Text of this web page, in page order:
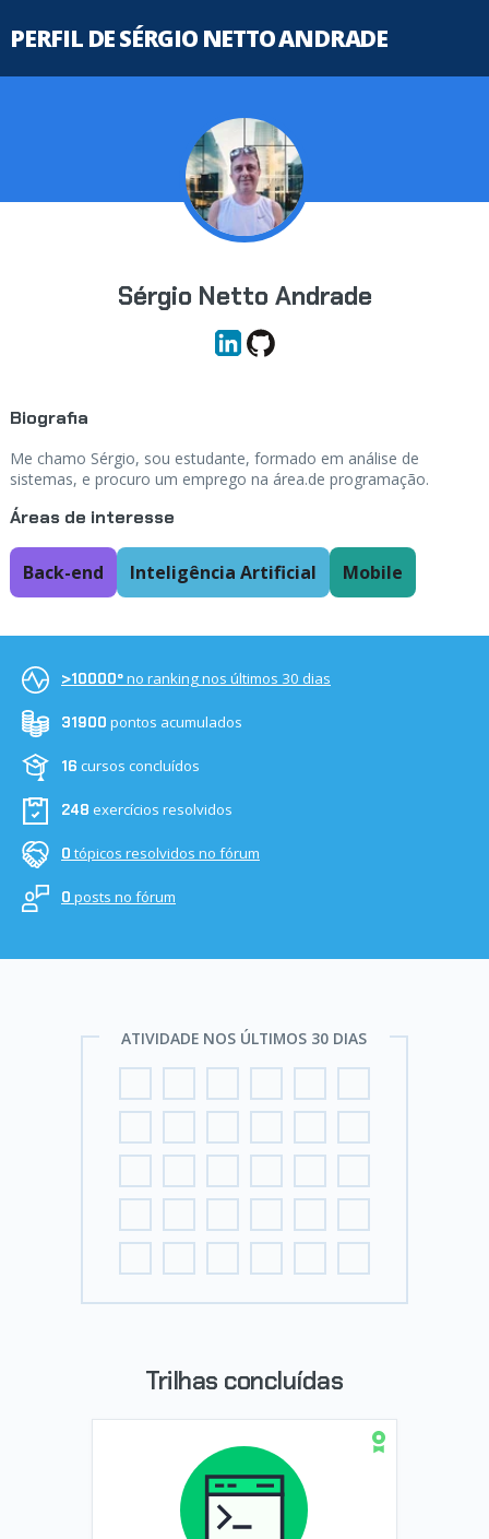
PERFIL DE SÉRGIO NETTO ANDRADE
Sérgio Netto Andrade
Biografia
Me chamo Sérgio, sou estudante, formado em análise de
sistemas, e procuro um emprego na área.de programação.
Áreas de interesse
Back-end Inteligência Artificial Mobile
>10000ºno ranking nos últimos 30 dias
31900 pontos acumulados
16 cursos concluídos
248 exercícios resolvidos
0 tópicos resolvidos no fórum
0 posts no fórum
ATIVIDADE NOS ÚLTIMOS 30 DIAS
Trilhas concluídas